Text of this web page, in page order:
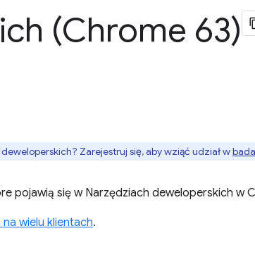
(Chrome 63)
Zarejestruj się, aby wziąć udział w
pojawią się w Narzędziach deweloperskich w
wielu klientach.